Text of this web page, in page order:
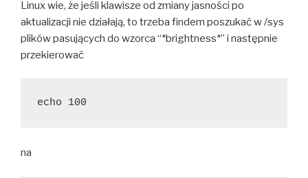
Linux wie, że jeśli klawisze od zmiany jasności po
aktualizacji nie działają, to trzeba findem poszukać w /sys
plików pasujących do wzorca “*brightness*” i następnie
przekierować
echo 100
na